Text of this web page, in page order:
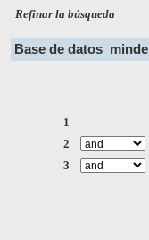
Refinar la búsqueda
Base de datos
1
2
3